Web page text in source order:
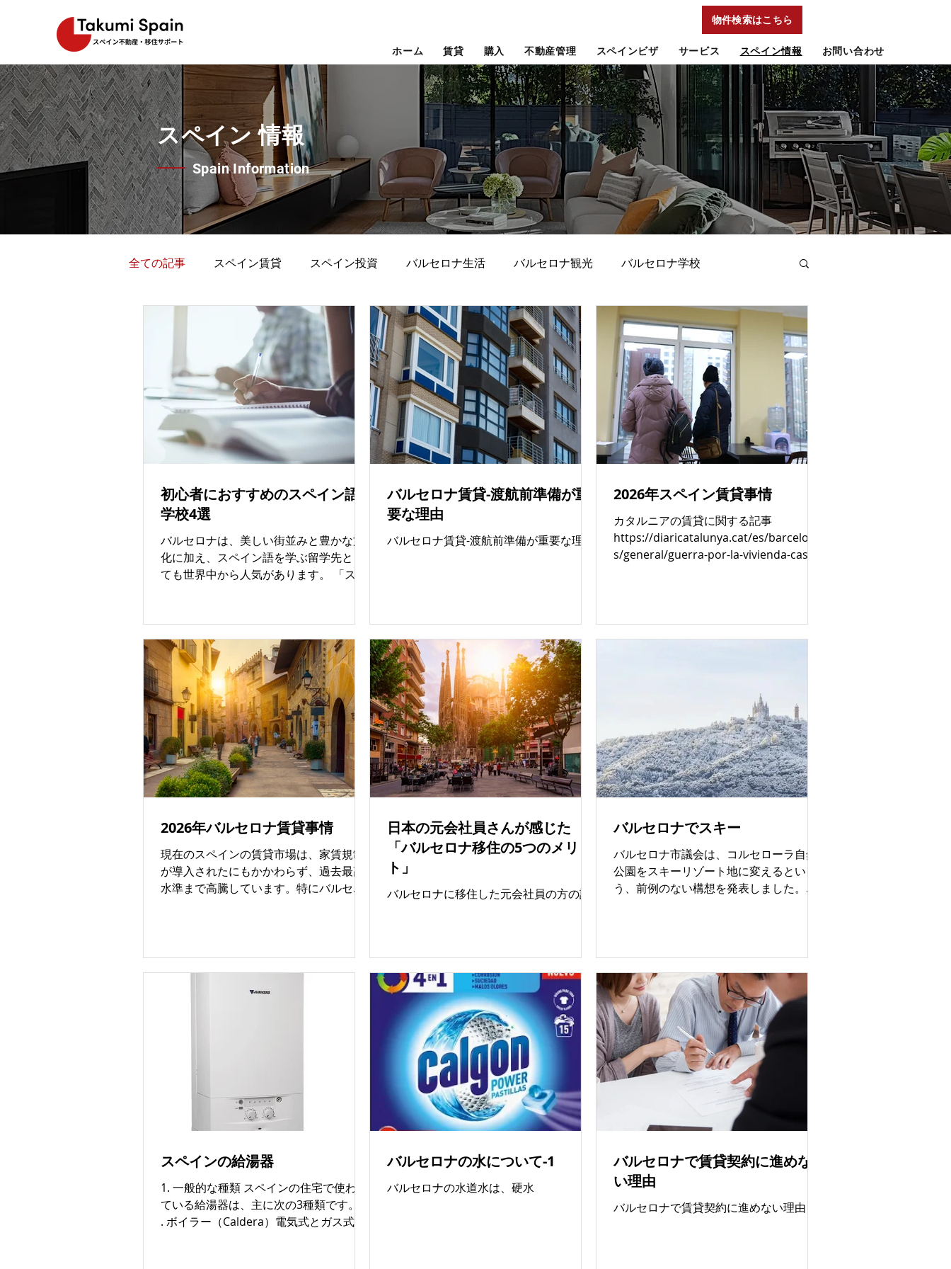
物件検索はこちら
ホーム 賃貸 購入 不動産管理 スペインビザ サービス スペイン情報 お問い合わせ
スペイン 情報
Spain Information
全ての記事 スペイン賃貸 スペイン投資 バルセロナ生活 バルセロナ観光 バルセロナ学校
スペインゴールデンビザ その他
初心者におすすめのスペイン語
学校4選
バルセロナは、美しい街並みと豊かな文
化に加え、スペイン語を学ぶ留学先とし
ても世界中から人気があります。 「スペ
心して通える学校をご紹介します。 1.
Camino Barcelona（おすすめ度
★★★★★） 初心者に最もおすすめした
い学校です。 * 初心者向けクラスが充実
* 英語でのサポートあり * 世界中から留
学生が集まる国際的な環境 * 放課後のア
クティビティが豊富で友達を作りやすい
スペイン語だけでなく、海外生活も楽し
みたい方にぴったりです。 2. Olé
Languages（おすすめ度 ★★★★☆） 費
用を抑えながらしっかり学びたい方にお
業料 * 少人数制クラス * 初心者コースが
豊富 * アットホームな雰囲気 質問しやす
い環境なので、初めてのスペイン語でも
安心です。 3. Expanish（おすすめ度
★★★★☆） 社会人や落ち着いた環境で
バルセロナ賃貸-渡航前準備が重
要な理由
バルセロナ賃貸-渡航前準備が重要な理由
2026年スペイン賃貸事情
カタルニアの賃貸に関する記事
https://diaricatalunya.cat/es/barcelone
s/general/guerra-por-la-vivienda-casi-
不足しており、1件の募集に約2,000件の
応募が集まるケースもあります。 例え
た。 バルセロナの平均家賃は約1,161ユ
ーロで、多くの人が1,000ユーロ以下の物
件を希望していますが、供給が全く追い
ついていません。 応募が多すぎるため、
不動産会社やオーナーは事前アンケート
やフォームで応募者を選別することも増
えています。 カタルーニャ州の家賃規制
ある一方、新しく部屋を探す人にとって
の定期賃貸が増えていると指摘されてい
ます。 スペインの
2026年バルセロナ賃貸事情
現在のスペインの賃貸市場は、家賃規制
が導入されたにもかかわらず、過去最高
水準まで高騰しています。特にバルセロ
況が続いています。 人気エリアの物件は
掲載後すぐに成約してしまうケースがほ
とんどです。 契約形態（2026年現在） ■
一般学生の方 → 滞在期間が決まっている
方に最適 ■ 短期契約（30泊前後） ・観
光・短期滞在 → Airbnbなどの利用が一
般的 家賃相場（家具・家電付き／治安の
ベッドルーム） 👉 1,200ユーロ〜 ※低価
になるケースが多いです。 ■ カップル向
け（2ベッドルーム） 👉 1,500〜2,000ユ
ーロ ■ ファミリー向け（3ベッドルーム
日本の元会社員さんが感じた
「バルセロナ移住の5つのメリッ
ト」
バルセロナに移住した元会社員の方の話
バルセロナでスキー
バルセロナ市議会は、コルセローラ自然
公園をスキーリゾート地に変えるとい
う、前例のない構想を発表しました。こ
面に7つのスキーコースを整備し、 1日50
トンの人工雪 を生産できる最新技術を導
入。Tibidaboがあるヴァル・デ・ヘブロ
ンとコルセローラ・タワーを結ぶ大型チ
ェアリフトを建設し、交通渋滞を回避し
ながらアクセス性を高めます。 人工雪や
冷却塔などの技術は北京冬季参考にして
おり、地中海性気候の課題に対応するた
め、温度調整システムを松林の中に目立
たない形で設置する計画です。市議会
は、自然環境への影響を極力抑えた持続
的なスポーツ都市としてのブランドをさ
らに強化する考えがあります。
スペインの給湯器
1. 一般的な種類 スペインの住宅で使われ
ている給湯器は、主に次の3種類です。 1
. ボイラー（Caldera）電気式とガス式が
バルセロナの水について-1
バルセロナの水道水は、硬水
バルセロナで賃貸契約に進めな
い理由
バルセロナで賃貸契約に進めない理由